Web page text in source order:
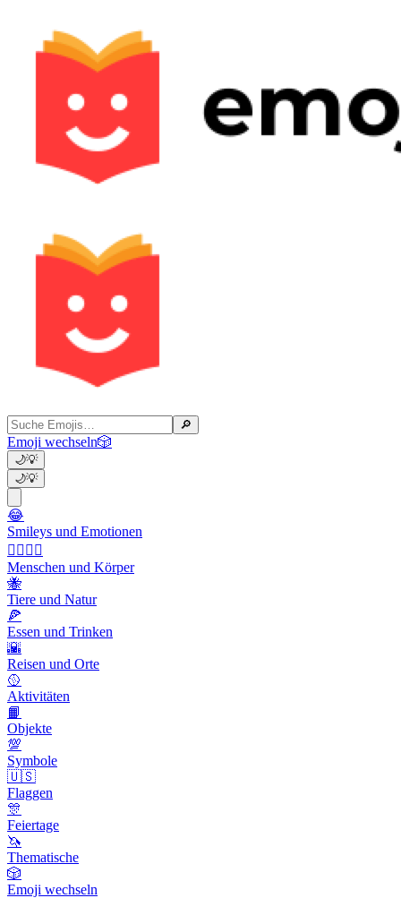
🔎
Emoji wechseln🎲
🌙💡
🌙💡
😂
Smileys und Emotionen
👩‍❤️‍💋‍👨
Menschen und Körper
🐝
Tiere und Natur
🍕
Essen und Trinken
🌇
Reisen und Orte
🥎
Aktivitäten
📙
Objekte
💯
Symbole
🇺🇸
Flaggen
🎊
Feiertage
🦄
Thematische
🎲
Emoji wechseln